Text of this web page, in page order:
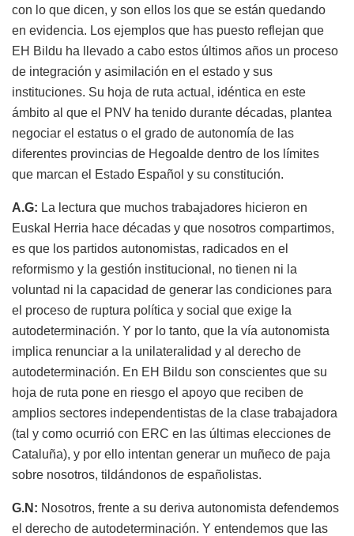
con lo que dicen, y son ellos los que se están quedando
en evidencia. Los ejemplos que has puesto reflejan que
EH Bildu ha llevado a cabo estos últimos años un proceso
de integración y asimilación en el estado y sus
instituciones. Su hoja de ruta actual, idéntica en este
ámbito al que el PNV ha tenido durante décadas, plantea
negociar el estatus o el grado de autonomía de las
diferentes provincias de Hegoalde dentro de los límites
que marcan el Estado Español y su constitución.
A.G: La lectura que muchos trabajadores hicieron en
Euskal Herria hace décadas y que nosotros compartimos,
es que los partidos autonomistas, radicados en el
reformismo y la gestión institucional, no tienen ni la
voluntad ni la capacidad de generar las condiciones para
el proceso de ruptura política y social que exige la
autodeterminación. Y por lo tanto, que la vía autonomista
implica renunciar a la unilateralidad y al derecho de
autodeterminación. En EH Bildu son conscientes que su
hoja de ruta pone en riesgo el apoyo que reciben de
amplios sectores independentistas de la clase trabajadora
(tal y como ocurrió con ERC en las últimas elecciones de
Cataluña), y por ello intentan generar un muñeco de paja
sobre nosotros, tildándonos de españolistas.
G.N: Nosotros, frente a su deriva autonomista defendemos
el derecho de autodeterminación. Y entendemos que las